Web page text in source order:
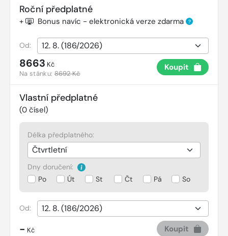
Roční předplatné
+ Bonus navíc - elektronická verze zdarma ?
Od:
8663 Kč
Na stánku:8692 Kč
Koupit
Vlastní předplatné
(0 čísel)
Délka předplatného:
Dny doručení:
Po
Út St Čt Pá So
Od:
- Kč Koupit